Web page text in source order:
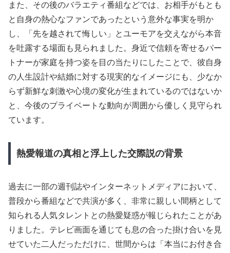
また、その後のバラエティ番組などでは、お相手がもとも
と自身の熱心なファンであったという意外な事実を明か
し、「先を越されて悔しい」とユーモアを交えながら本音
を吐露する場面も見られました。身近で信頼を寄せるパー
トナーが家庭を持つ姿を目の当たりにしたことで、彼自身
の人生設計や結婚に対する現実的なイメージにも、少なか
らず新鮮な刺激や心境の変化が生まれているのではないか
と、今後のプライベートな動向が周囲から優しく見守られ
ています。
熱愛報道の真相と浮上した交際説の背景
過去に一部の週刊誌やインターネットメディアにおいて、
普段から番組などで共演が多く、非常に親しい間柄として
知られる人気タレントとの熱愛疑惑が報じられたことがあ
りました。テレビ画面を通じても息の合った掛け合いを見
せていた二人だっただけに、世間からは「本当にお付き合